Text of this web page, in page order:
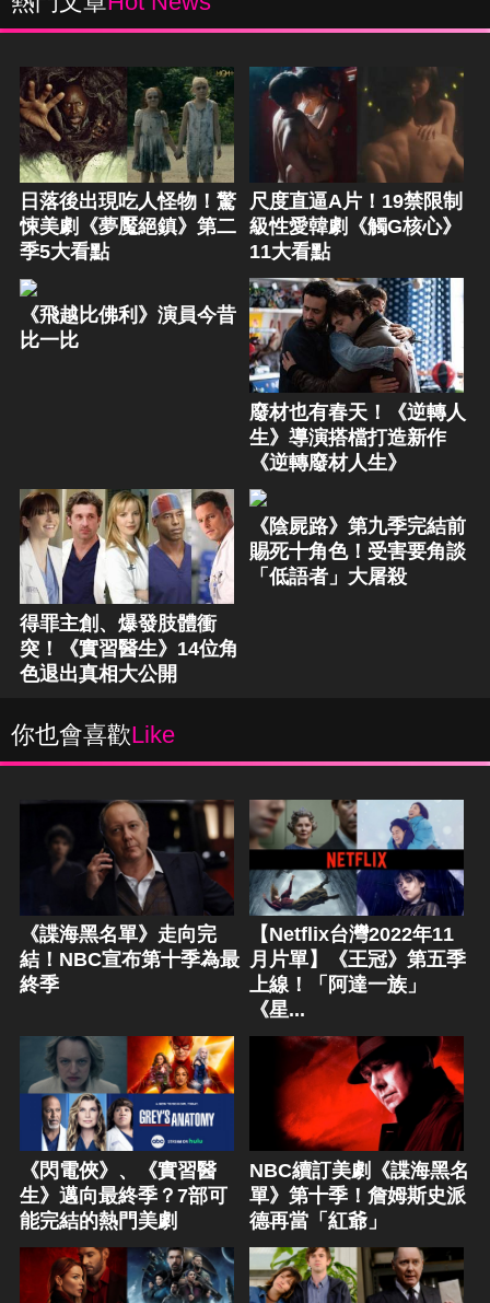
日落後出現吃人怪物！驚
悚美劇《夢魘絕鎮》第二
季5大看點
尺度直逼A片！19禁限制
級性愛韓劇《觸G核心》
11大看點
《飛越比佛利》演員今昔
比一比
廢材也有春天！《逆轉人
生》導演搭檔打造新作
《逆轉廢材人生》
得罪主創、爆發肢體衝
突！《實習醫生》14位角
色退出真相大公開
《陰屍路》第九季完結前
賜死十角色！受害要角談
「低語者」大屠殺
你也會喜歡Like
《諜海黑名單》走向完
結！NBC宣布第十季為最
終季
【Netflix台灣2022年11
月片單】《王冠》第五季
上線！「阿達一族」
《星...
《閃電俠》、《實習醫
生》邁向最終季？7部可
能完結的熱門美劇
NBC續訂美劇《諜海黑名
單》第十季！詹姆斯史派
德再當「紅爺」